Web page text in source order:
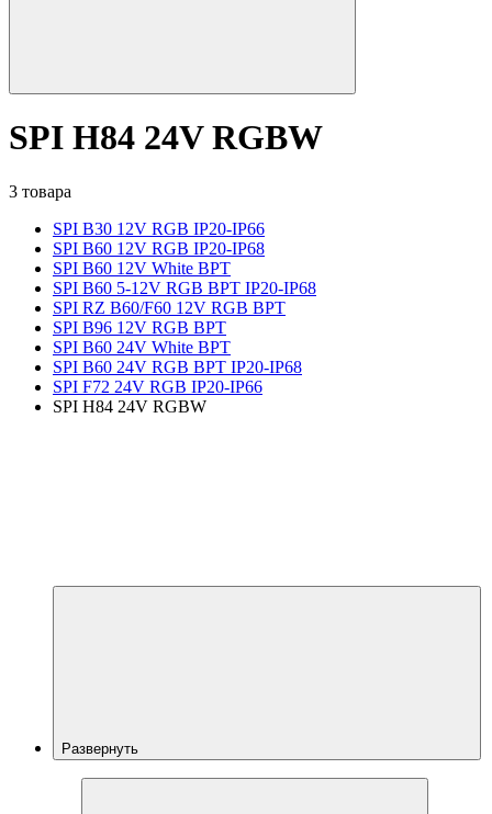
SPI H84 24V RGBW
3 товара
SPI B30 12V RGB IP20-IP66
SPI B60 12V RGB IP20-IP68
SPI B60 12V White BPT
SPI B60 5-12V RGB BPT IP20-IP68
SPI RZ B60/F60 12V RGB BPT
SPI B96 12V RGB BPT
SPI B60 24V White BPT
SPI B60 24V RGB BPT IP20-IP68
SPI F72 24V RGB IP20-IP66
SPI H84 24V RGBW
Развернуть